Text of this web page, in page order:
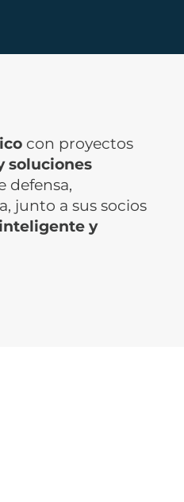
con proyectos
soluciones
defensa,
junto a sus socios
y